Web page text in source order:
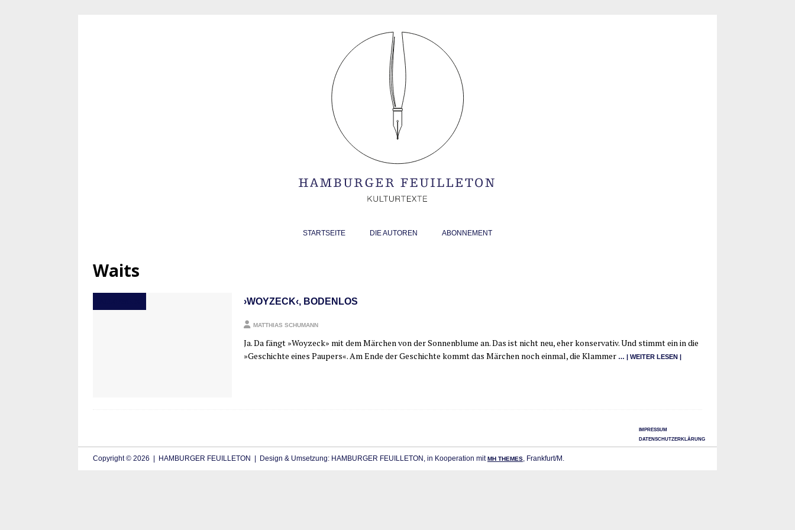
STARTSEITE DIE AUTOREN ABONNEMENT
Waits
›WOYZECK‹, BODENLOS
MATTHIAS SCHUMANN
Ja. Da fängt »Woy­zeck» mit dem Mär­chen von der Son­nen­blu­me an. Das ist nicht neu, eher kon­ser­va­tiv. Und stimmt ein in die
»Geschich­te eines Pau­pers«. Am Ende der Geschich­te kommt das Mär­chen noch ein­mal, die Klam­mer … | WEI­TER LESEN |
IMPRESSUM
DATENSCHUTZERKLÄRUNG
Copyright © 2026 | HAMBURGER FEUILLETON | Design & Umsetzung: HAMBURGER FEUILLETON, in Kooperation mitMH THEMES , Frankfurt/M.